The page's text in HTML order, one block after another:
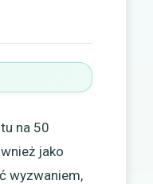
na 50
jako
wyzwaniem,